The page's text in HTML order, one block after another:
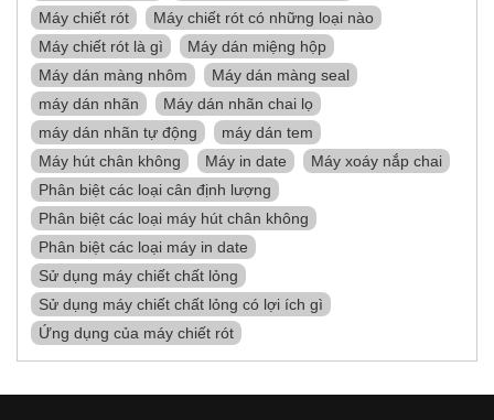
Máy chiết rót
Máy chiết rót có những loại nào
Máy chiết rót là gì
Máy dán miệng hộp
Máy dán màng nhôm
Máy dán màng seal
máy dán nhãn
Máy dán nhãn chai lọ
máy dán nhãn tự động
máy dán tem
Máy hút chân không
Máy in date
Máy xoáy nắp chai
Phân biệt các loại cân định lượng
Phân biệt các loại máy hút chân không
Phân biệt các loại máy in date
Sử dụng máy chiết chất lỏng
Sử dụng máy chiết chất lỏng có lợi ích gì
Ứng dụng của máy chiết rót